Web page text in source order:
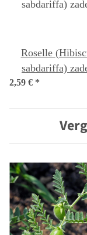
Roselle (Hibiscus
sabdariffa)
2,59 € *